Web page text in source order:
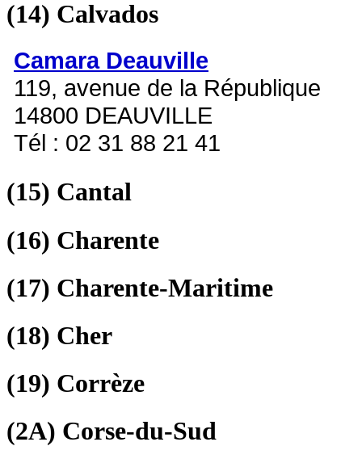
(14) Calvados
Camara Deauville
119, avenue de la République
14800 DEAUVILLE
Tél : 02 31 88 21 41
(15) Cantal
(16) Charente
(17) Charente-Maritime
(18) Cher
(19) Corrèze
(2A) Corse-du-Sud